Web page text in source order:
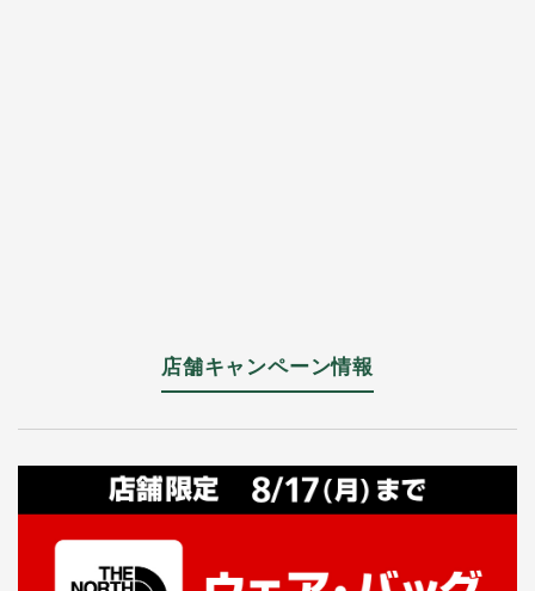
店舗キャンペーン情報